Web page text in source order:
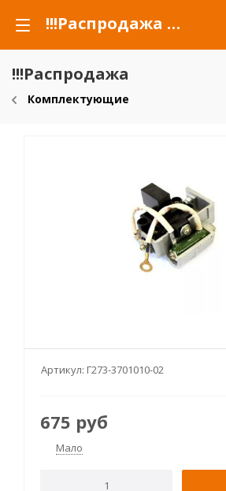
!!!Распродажа для автомобилей российских марок и сельхозтехники
!!!Распродажа
Комплектующие
Артикул: Г273-3701010-02
675 руб
Мало